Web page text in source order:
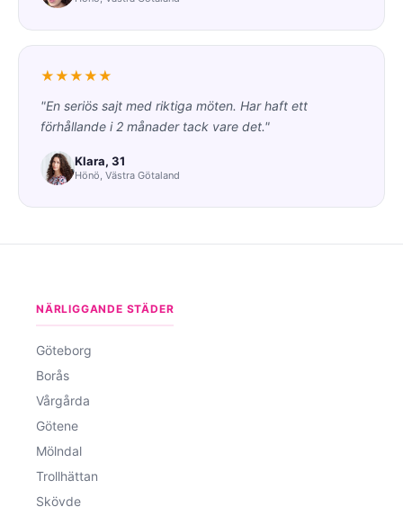
★★★★★
"En seriös sajt med riktiga möten. Har haft ett
förhållande i 2 månader tack vare det."
Klara, 31
Hönö, Västra Götaland
NÄRLIGGANDE STÄDER
Göteborg
Borås
Vårgårda
Götene
Mölndal
Trollhättan
Skövde